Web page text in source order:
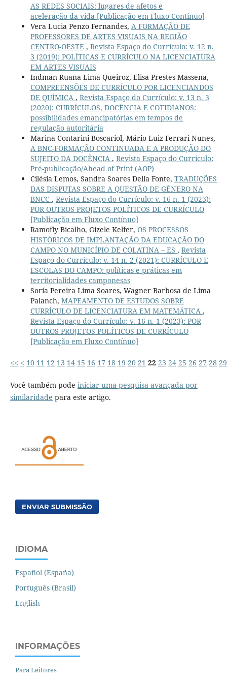
AS REDES SOCIAIS: lugares de afetos e
aceleração da vida [Publicação em Fluxo Contínuo]
Vera Lucia Penzo Fernandes, A FORMAÇÃO DE
PROFESSORES DE ARTES VISUAIS NA REGIÃO
CENTRO-OESTE , Revista Espaço do Currículo: v. 12 n.
3 (2019): POLÍTICAS E CURRÍCULO NA LICENCIATURA
EM ARTES VISUAIS
Indman Ruana Lima Queiroz, Elisa Prestes Massena,
COMPREENSÕES DE CURRÍCULO POR LICENCIANDOS
DE QUÍMICA , Revista Espaço do Currículo: v. 13 n. 3
(2020): CURRÍCULOS, DOCÊNCIA E COTIDIANOS:
possibilidades emancipatórias em tempos de
regulação autoritária
Marina Contarini Boscariol, Mário Luiz Ferrari Nunes,
A BNC-FORMAÇÃO CONTINUADA E A PRODUÇÃO DO
SUJEITO DA DOCÊNCIA , Revista Espaço do Currículo:
Pré-publicação/Ahead of Print (AOP)
Cilésia Lemos, Sandra Soares Della Fonte, TRADUÇÕES
DAS DISPUTAS SOBRE A QUESTÃO DE GÊNERO NA
BNCC , Revista Espaço do Currículo: v. 16 n. 1 (2023):
POR OUTROS PROJETOS POLÍTICOS DE CURRÍCULO
[Publicação em Fluxo Contínuo]
Ramofly Bicalho, Gizele Kelfer, OS PROCESSOS
HISTÓRICOS DE IMPLANTAÇÃO DA EDUCAÇÃO DO
CAMPO NO MUNICÍPIO DE COLATINA – ES , Revista
Espaço do Currículo: v. 14 n. 2 (2021): CURRÍCULO E
ESCOLAS DO CAMPO: políticas e práticas em
territorialidades camponesas
Soria Pereira Lima Soares, Wagner Barbosa de Lima
Palanch, MAPEAMENTO DE ESTUDOS SOBRE
CURRÍCULO DE LICENCIATURA EM MATEMÁTICA ,
Revista Espaço do Currículo: v. 16 n. 1 (2023): POR
OUTROS PROJETOS POLÍTICOS DE CURRÍCULO
[Publicação em Fluxo Contínuo]
<< < 10 11 12 13 14 15 16 17 18 19 20 21 22 23 24 25 26 27 28 29
Você também pode iniciar uma pesquisa avançada por
similaridade para este artigo.
ENVIAR SUBMISSÃO
IDIOMA
Español (España)
Português (Brasil)
English
INFORMAÇÕES
Para Leitores